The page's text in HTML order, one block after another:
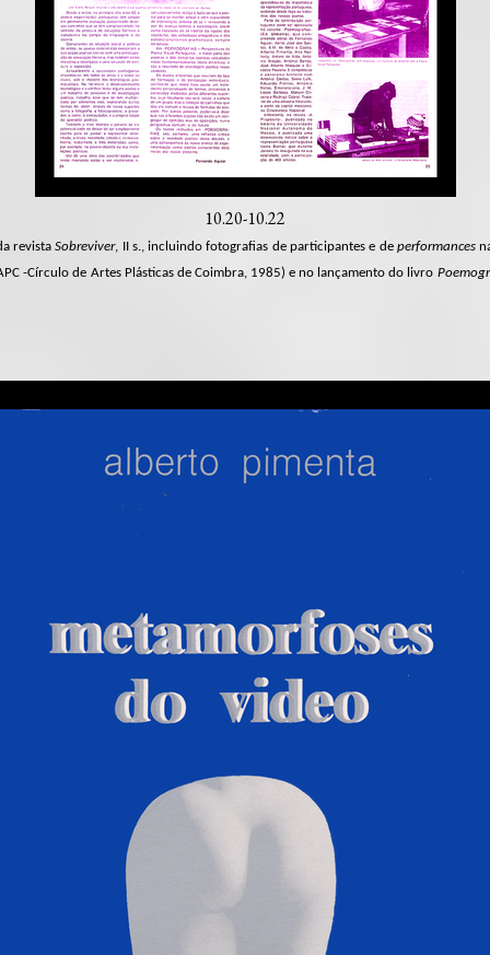
10.20-10.22
revistaSobreviver, II s., incluindo fotografias de participantes e de performances
-Círculo de Artes Plásticas de Coimbra, 1985) e no lançamento do livro